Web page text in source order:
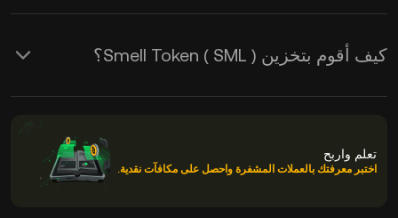
كيف أقوم بتخزين Smell Token ( SML )؟
تعلم واربح
اختبر معرفتك بالعملات المشفرة واحصل على مكافآت نقدية.